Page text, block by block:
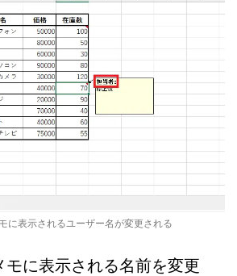
に表示されるユーザー名が変更される
モに表示される名前を変更